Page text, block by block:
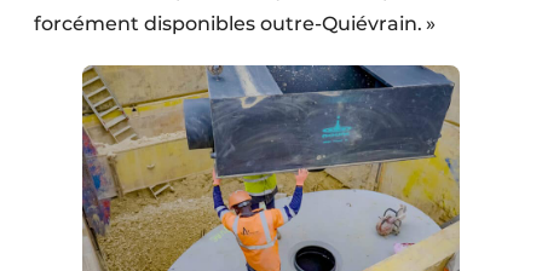
forcément disponibles outre-Quiévrain. »